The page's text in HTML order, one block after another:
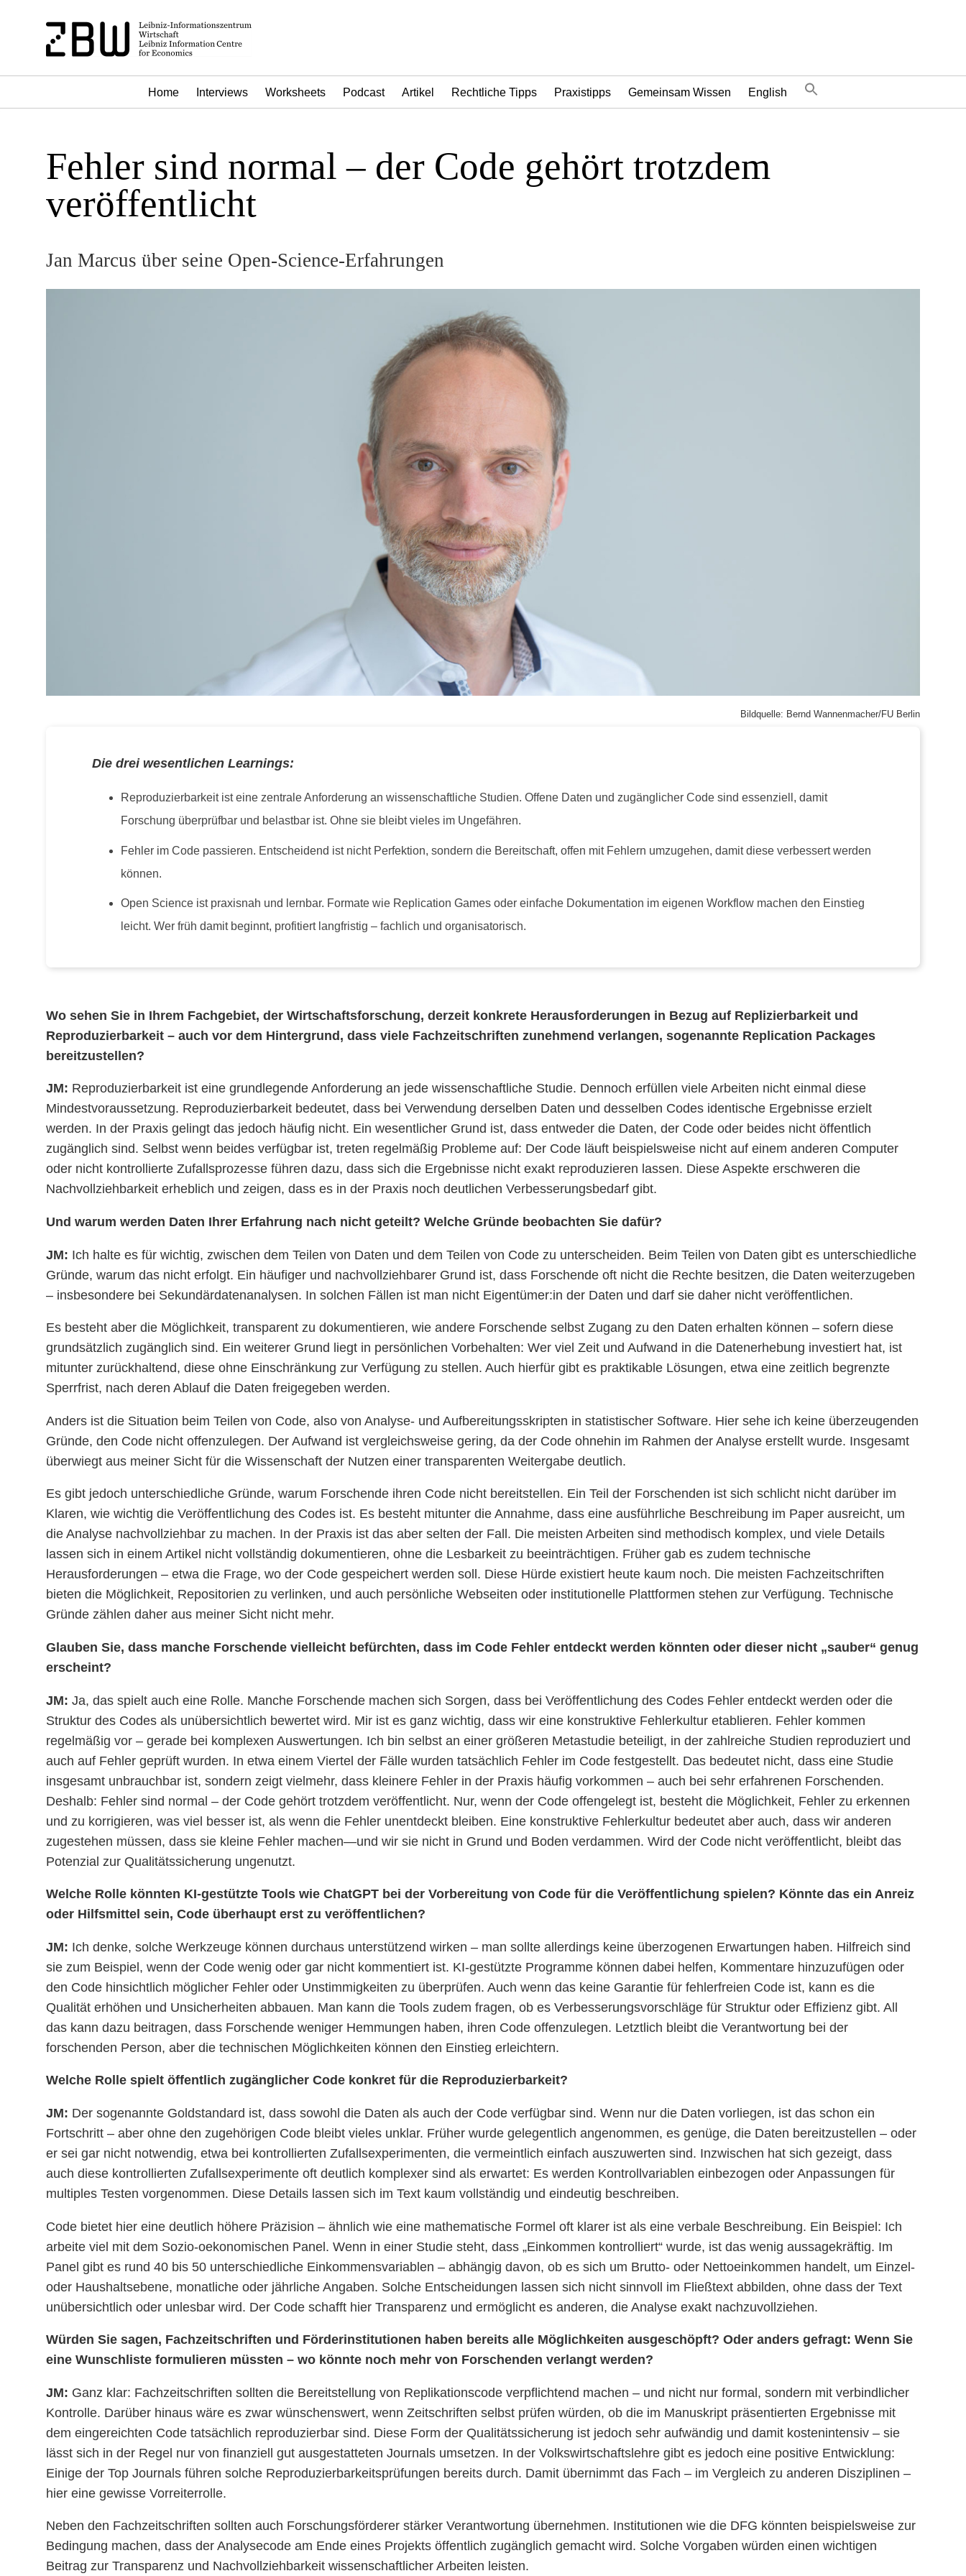
Home Interviews Worksheets Podcast Artikel Rechtliche Tipps Praxistipps Gemeinsam Wissen English
Fehler sind normal – der Code gehört trotzdem
veröffentlicht
Jan Marcus über seine Open-Science-Erfahrungen
Bildquelle: Bernd Wannenmacher/FU Berlin
Die drei wesentlichen Learnings:
Reproduzierbarkeit ist eine zentrale Anforderung an wissenschaftliche Studien. Offene Daten und zugänglicher Code sind essenziell, damit
Forschung überprüfbar und belastbar ist. Ohne sie bleibt vieles im Ungefähren.
Fehler im Code passieren. Entscheidend ist nicht Perfektion, sondern die Bereitschaft, offen mit Fehlern umzugehen, damit diese verbessert werden
können.
Open Science ist praxisnah und lernbar. Formate wie Replication Games oder einfache Dokumentation im eigenen Workflow machen den Einstieg
leicht. Wer früh damit beginnt, profitiert langfristig – fachlich und organisatorisch.
Wo sehen Sie in Ihrem Fachgebiet, der Wirtschaftsforschung, derzeit konkrete Herausforderungen in Bezug auf Replizierbarkeit und
Reproduzierbarkeit – auch vor dem Hintergrund, dass viele Fachzeitschriften zunehmend verlangen, sogenannte Replication Packages
bereitzustellen?
JM: Reproduzierbarkeit ist eine grundlegende Anforderung an jede wissenschaftliche Studie. Dennoch erfüllen viele Arbeiten nicht einmal diese
Mindestvoraussetzung. Reproduzierbarkeit bedeutet, dass bei Verwendung derselben Daten und desselben Codes identische Ergebnisse erzielt
werden. In der Praxis gelingt das jedoch häufig nicht. Ein wesentlicher Grund ist, dass entweder die Daten, der Code oder beides nicht öffentlich
zugänglich sind. Selbst wenn beides verfügbar ist, treten regelmäßig Probleme auf: Der Code läuft beispielsweise nicht auf einem anderen Computer
oder nicht kontrollierte Zufallsprozesse führen dazu, dass sich die Ergebnisse nicht exakt reproduzieren lassen. Diese Aspekte erschweren die
Nachvollziehbarkeit erheblich und zeigen, dass es in der Praxis noch deutlichen Verbesserungsbedarf gibt.
Und warum werden Daten Ihrer Erfahrung nach nicht geteilt? Welche Gründe beobachten Sie dafür?
JM: Ich halte es für wichtig, zwischen dem Teilen von Daten und dem Teilen von Code zu unterscheiden. Beim Teilen von Daten gibt es unterschiedliche
Gründe, warum das nicht erfolgt. Ein häufiger und nachvollziehbarer Grund ist, dass Forschende oft nicht die Rechte besitzen, die Daten weiterzugeben
– insbesondere bei Sekundärdatenanalysen. In solchen Fällen ist man nicht Eigentümer:in der Daten und darf sie daher nicht veröffentlichen.
Es besteht aber die Möglichkeit, transparent zu dokumentieren, wie andere Forschende selbst Zugang zu den Daten erhalten können – sofern diese
grundsätzlich zugänglich sind. Ein weiterer Grund liegt in persönlichen Vorbehalten: Wer viel Zeit und Aufwand in die Datenerhebung investiert hat, ist
mitunter zurückhaltend, diese ohne Einschränkung zur Verfügung zu stellen. Auch hierfür gibt es praktikable Lösungen, etwa eine zeitlich begrenzte
Sperrfrist, nach deren Ablauf die Daten freigegeben werden.
Anders ist die Situation beim Teilen von Code, also von Analyse- und Aufbereitungsskripten in statistischer Software. Hier sehe ich keine überzeugenden
Gründe, den Code nicht offenzulegen. Der Aufwand ist vergleichsweise gering, da der Code ohnehin im Rahmen der Analyse erstellt wurde. Insgesamt
überwiegt aus meiner Sicht für die Wissenschaft der Nutzen einer transparenten Weitergabe deutlich.
Es gibt jedoch unterschiedliche Gründe, warum Forschende ihren Code nicht bereitstellen. Ein Teil der Forschenden ist sich schlicht nicht darüber im
Klaren, wie wichtig die Veröffentlichung des Codes ist. Es besteht mitunter die Annahme, dass eine ausführliche Beschreibung im Paper ausreicht, um
die Analyse nachvollziehbar zu machen. In der Praxis ist das aber selten der Fall. Die meisten Arbeiten sind methodisch komplex, und viele Details
lassen sich in einem Artikel nicht vollständig dokumentieren, ohne die Lesbarkeit zu beeinträchtigen. Früher gab es zudem technische
Herausforderungen – etwa die Frage, wo der Code gespeichert werden soll. Diese Hürde existiert heute kaum noch. Die meisten Fachzeitschriften
bieten die Möglichkeit, Repositorien zu verlinken, und auch persönliche Webseiten oder institutionelle Plattformen stehen zur Verfügung. Technische
Gründe zählen daher aus meiner Sicht nicht mehr.
Glauben Sie, dass manche Forschende vielleicht befürchten, dass im Code Fehler entdeckt werden könnten oder dieser nicht „sauber“ genug
erscheint?
JM: Ja, das spielt auch eine Rolle. Manche Forschende machen sich Sorgen, dass bei Veröffentlichung des Codes Fehler entdeckt werden oder die
Struktur des Codes als unübersichtlich bewertet wird. Mir ist es ganz wichtig, dass wir eine konstruktive Fehlerkultur etablieren. Fehler kommen
regelmäßig vor – gerade bei komplexen Auswertungen. Ich bin selbst an einer größeren Metastudie beteiligt, in der zahlreiche Studien reproduziert und
auch auf Fehler geprüft wurden. In etwa einem Viertel der Fälle wurden tatsächlich Fehler im Code festgestellt. Das bedeutet nicht, dass eine Studie
insgesamt unbrauchbar ist, sondern zeigt vielmehr, dass kleinere Fehler in der Praxis häufig vorkommen – auch bei sehr erfahrenen Forschenden.
Deshalb: Fehler sind normal – der Code gehört trotzdem veröffentlicht. Nur, wenn der Code offengelegt ist, besteht die Möglichkeit, Fehler zu erkennen
und zu korrigieren, was viel besser ist, als wenn die Fehler unentdeckt bleiben. Eine konstruktive Fehlerkultur bedeutet aber auch, dass wir anderen
zugestehen müssen, dass sie kleine Fehler machen—und wir sie nicht in Grund und Boden verdammen. Wird der Code nicht veröffentlicht, bleibt das
Potenzial zur Qualitätssicherung ungenutzt.
Welche Rolle könnten KI-gestützte Tools wie ChatGPT bei der Vorbereitung von Code für die Veröffentlichung spielen? Könnte das ein Anreiz
oder Hilfsmittel sein, Code überhaupt erst zu veröffentlichen?
JM: Ich denke, solche Werkzeuge können durchaus unterstützend wirken – man sollte allerdings keine überzogenen Erwartungen haben. Hilfreich sind
sie zum Beispiel, wenn der Code wenig oder gar nicht kommentiert ist. KI-gestützte Programme können dabei helfen, Kommentare hinzuzufügen oder
den Code hinsichtlich möglicher Fehler oder Unstimmigkeiten zu überprüfen. Auch wenn das keine Garantie für fehlerfreien Code ist, kann es die
Qualität erhöhen und Unsicherheiten abbauen. Man kann die Tools zudem fragen, ob es Verbesserungsvorschläge für Struktur oder Effizienz gibt. All
das kann dazu beitragen, dass Forschende weniger Hemmungen haben, ihren Code offenzulegen. Letztlich bleibt die Verantwortung bei der
forschenden Person, aber die technischen Möglichkeiten können den Einstieg erleichtern.
Welche Rolle spielt öffentlich zugänglicher Code konkret für die Reproduzierbarkeit?
JM: Der sogenannte Goldstandard ist, dass sowohl die Daten als auch der Code verfügbar sind. Wenn nur die Daten vorliegen, ist das schon ein
Fortschritt – aber ohne den zugehörigen Code bleibt vieles unklar. Früher wurde gelegentlich angenommen, es genüge, die Daten bereitzustellen – oder
er sei gar nicht notwendig, etwa bei kontrollierten Zufallsexperimenten, die vermeintlich einfach auszuwerten sind. Inzwischen hat sich gezeigt, dass
auch diese kontrollierten Zufallsexperimente oft deutlich komplexer sind als erwartet: Es werden Kontrollvariablen einbezogen oder Anpassungen für
multiples Testen vorgenommen. Diese Details lassen sich im Text kaum vollständig und eindeutig beschreiben.
Code bietet hier eine deutlich höhere Präzision – ähnlich wie eine mathematische Formel oft klarer ist als eine verbale Beschreibung. Ein Beispiel: Ich
arbeite viel mit dem Sozio-oekonomischen Panel. Wenn in einer Studie steht, dass „Einkommen kontrolliert“ wurde, ist das wenig aussagekräftig. Im
Panel gibt es rund 40 bis 50 unterschiedliche Einkommensvariablen – abhängig davon, ob es sich um Brutto- oder Nettoeinkommen handelt, um Einzel-
oder Haushaltsebene, monatliche oder jährliche Angaben. Solche Entscheidungen lassen sich nicht sinnvoll im Fließtext abbilden, ohne dass der Text
unübersichtlich oder unlesbar wird. Der Code schafft hier Transparenz und ermöglicht es anderen, die Analyse exakt nachzuvollziehen.
Würden Sie sagen, Fachzeitschriften und Förderinstitutionen haben bereits alle Möglichkeiten ausgeschöpft? Oder anders gefragt: Wenn Sie
eine Wunschliste formulieren müssten – wo könnte noch mehr von Forschenden verlangt werden?
JM: Ganz klar: Fachzeitschriften sollten die Bereitstellung von Replikationscode verpflichtend machen – und nicht nur formal, sondern mit verbindlicher
Kontrolle. Darüber hinaus wäre es zwar wünschenswert, wenn Zeitschriften selbst prüfen würden, ob die im Manuskript präsentierten Ergebnisse mit
dem eingereichten Code tatsächlich reproduzierbar sind. Diese Form der Qualitätssicherung ist jedoch sehr aufwändig und damit kostenintensiv – sie
lässt sich in der Regel nur von finanziell gut ausgestatteten Journals umsetzen. In der Volkswirtschaftslehre gibt es jedoch eine positive Entwicklung:
Einige der Top Journals führen solche Reproduzierbarkeitsprüfungen bereits durch. Damit übernimmt das Fach – im Vergleich zu anderen Disziplinen –
hier eine gewisse Vorreiterrolle.
Neben den Fachzeitschriften sollten auch Forschungsförderer stärker Verantwortung übernehmen. Institutionen wie die DFG könnten beispielsweise zur
Bedingung machen, dass der Analysecode am Ende eines Projekts öffentlich zugänglich gemacht wird. Solche Vorgaben würden einen wichtigen
Beitrag zur Transparenz und Nachvollziehbarkeit wissenschaftlicher Arbeiten leisten.